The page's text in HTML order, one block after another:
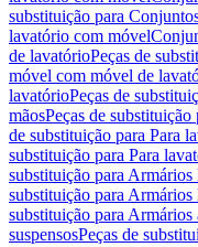
substituição para
lavatório com móvel
de lavatórioPeças de
móvel com móvel de
lavatórioPeças de
mãosPeças de substituição
de substituição para Para
substituição para Para
substituição para Armários
substituição para Armários
substituição para Armários
suspensosPeças de